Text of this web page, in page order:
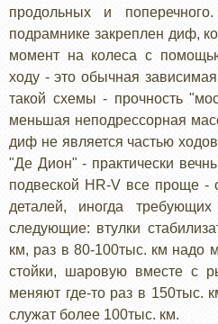
продольных и
подрамнике закреплен диф,
момент на колеса с
ходу - это обычная
такой схемы - прочность
меньшая неподрессорная
диф не является частью
"Де Дион" - практически
подвеской HR-V все проще
деталей, иногда
следующие: втулки
км, раз в 80-100тыс. км надо
стойки, шаровую вместе с
меняют где-то раз в 150тыс.
служат более 100тыс. км.